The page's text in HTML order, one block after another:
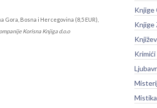
Bosna i Hercegovina (8,5 EUR),
Korisna Knjiga d.o.o
Knjige
Knjige